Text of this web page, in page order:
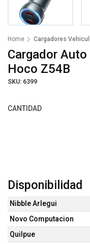
Home Cargadores
Cargador Auto
Hoco Z54B
SKU: 6399
CANTIDAD
Disponibilidad
Nibble Arlegui
Novo Computacion
Quilpue